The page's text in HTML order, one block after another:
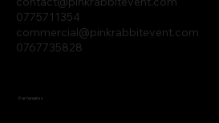
0775711354
commercial@pinkrabbitevent.com
0767735828
Partenaires